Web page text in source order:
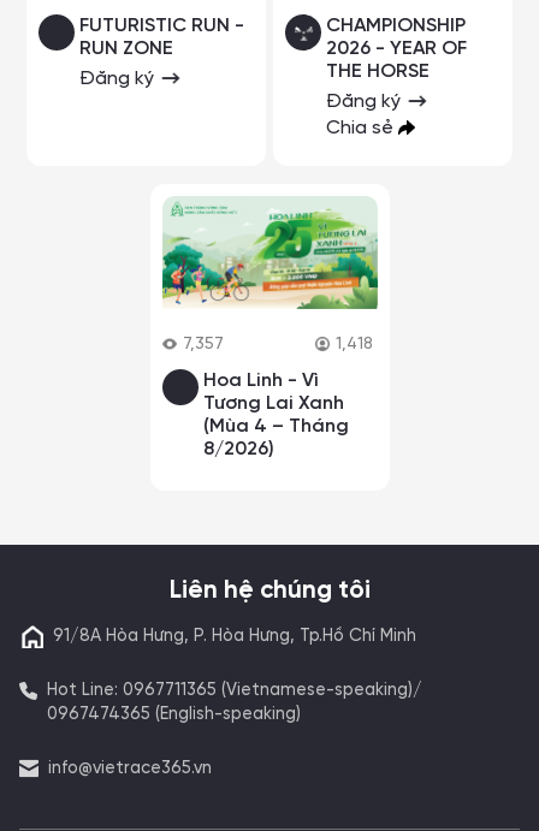
FUTURISTIC RUN -
RUN ZONE
Đăng ký
CHAMPIONSHIP
2026 - YEAR OF
THE HORSE
Đăng ký
Chia sẻ
7,357 1,418
Hoa Linh - Vì
Tương Lai Xanh
(Mùa 4 – Tháng
8/2026)
Liên hệ chúng tôi
91/8A Hòa Hưng, P. Hòa Hưng, Tp.Hồ Chí Minh
Hot Line: 0967711365 (Vietnamese-speaking)/
0967474365 (English-speaking)
info@vietrace365.vn